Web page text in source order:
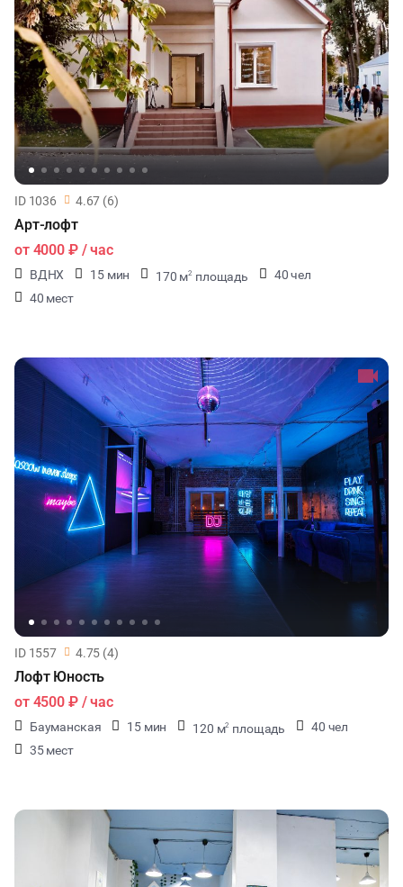
ID 1036 4.67 (6)
Арт-лофт
от 4000 ₽/ час
ВДНХ 15 мин 170 м2 площадь
40 чел
40 мест
ID 1557 4.75 (4)
Лофт Юность
от 4500 ₽/ час
Бауманская 15 мин 120 м2 площадь
40 чел
35 мест